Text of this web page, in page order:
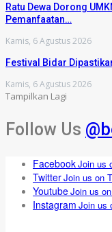
Ratu Dewa Dorong
Pemanfaatan…
Kamis, 6 Agustus 2026
Festival Bidar
Kamis, 6 Agustus 2026
Tampilkan Lagi
Follow Us
FacebookJoin us
TwitterJoin us on
YoutubeJoin us
Instagram Join us